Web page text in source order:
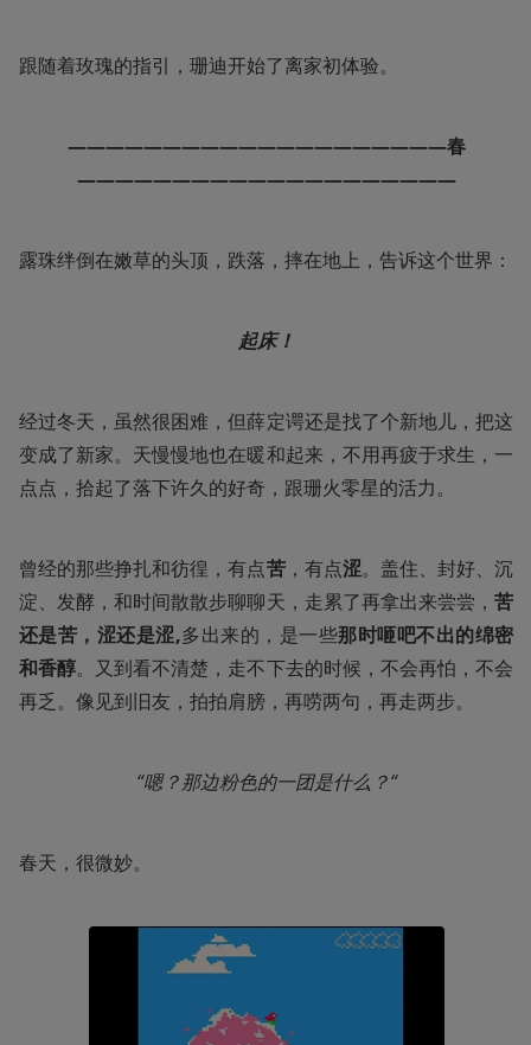
跟随着玫瑰的指引，珊迪开始了离家初体验。
————————————————————春
————————————————————
露珠绊倒在嫩草的头顶，跌落，摔在地上，告诉这个世界：
起床！
经过冬天，虽然很困难，但薛定谔还是找了个新地儿，把这
变成了新家。天慢慢地也在暖和起来，不用再疲于求生，一
点点，拾起了落下许久的好奇，跟珊火零星的活力。
曾经的那些挣扎和彷徨，有点苦，有点涩。盖住、封好、沉
淀、发酵，和时间散散步聊聊天，走累了再拿出来尝尝， 苦
还是苦，涩还是涩,多出来的，是一些那时咂吧不出的绵密
和香醇。又到看不清楚，走不下去的时候，不会再怕，不会
再乏。像见到旧友，拍拍肩膀，再唠两句，再走两步。
“嗯？那边粉色的一团是什么？“
春天，很微妙。